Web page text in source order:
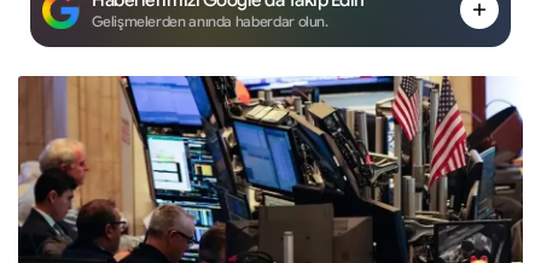
Gelişmelerden anında haberdar olun.